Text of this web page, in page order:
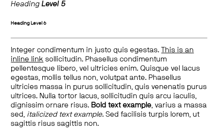
HeadingLevel 5
Heading Level 6
Integer condimentum in justo quis egestas.
This is an
inline link sollicitudin. Phasellus condimentum
pellentesque libero, vel ultricies enim. Quisque vel lacus
egestas, mollis tellus non, volutpat ante. Phasellus
ultricies massa in purus sollicitudin, quis venenatis purus
ultrices. Nulla tortor lacus, sollicitudin quis arcu iaculis,
dignissim ornare risus. Bold text example, varius a massa
sed, italicized text example. Sed facilisis turpis lorem, ut
sagittis risus sagittis non.